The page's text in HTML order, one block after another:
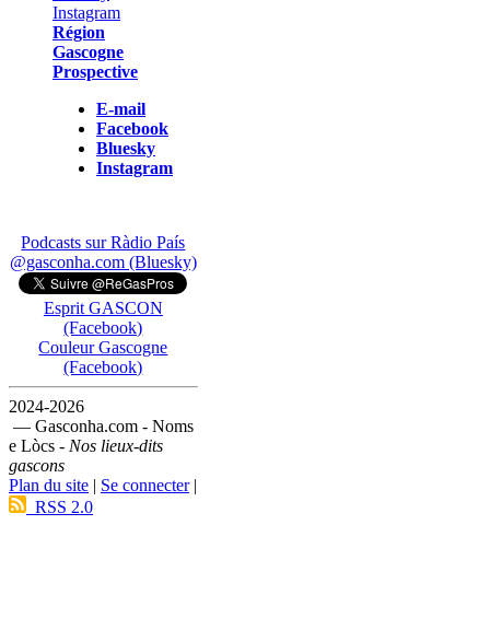
Région
Gascogne
Prospective
E-mail
Facebook
Bluesky
Instagram
Podcasts sur Ràdio País
@gasconha.com (Bluesky)
Esprit GASCON
(Facebook)
Couleur Gascogne
(Facebook)
2024-2026
— Gasconha.com - Noms
e Lòcs - Nos lieux-dits
gascons
Plan du site | Se connecter|
RSS 2.0